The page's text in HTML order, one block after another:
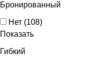
Бронированный
Нет (108)
Показать
Гибкий